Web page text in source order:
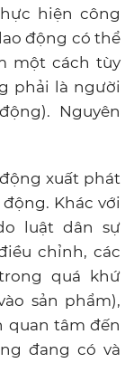
hiện công
động có thể
một cách tùy
phải là người
Nguyên
xuất phát
Khác với
luật dân sự
chỉnh, các
quá khứ
sản phẩm),
quan tâm đến
đang có và